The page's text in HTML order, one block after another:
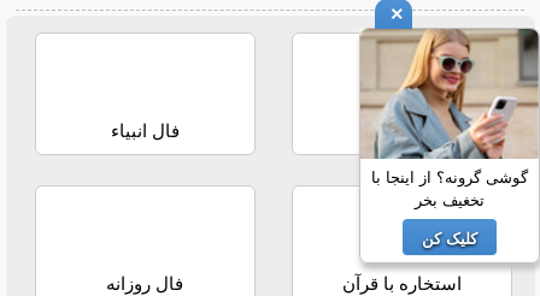
فال حافظ فال انبیاء
استخاره با قرآن فال روزانه
×
گوشی گرونه؟ از اینجا با
تخغیف بخر
کلیک کن